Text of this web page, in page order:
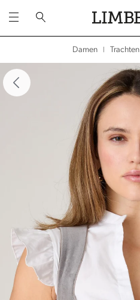
Damen Trachten
überspringen